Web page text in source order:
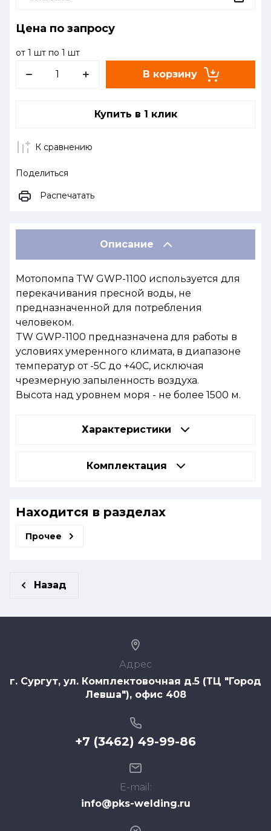
Цена по запросу
от 1 шт по 1 шт
В корзину
Купить в 1 клик
К сравнению
Поделиться
Распечатать
Описание
Мотопомпа TW GWP-1100 используется для
перекачивания пресной воды, не
предназначенной для потребления
человеком.
TW GWP-1100 предназначена для работы в
условиях умеренного климата, в диапазоне
температур от -5С до +40С, исключая
чрезмерную запыленность воздуха.
Высота над уровнем моря - не более 1500 м.
Характеристики
Комплектация
Находится в разделах
Прочее
Назад
Адрес
г. Сургут, ул. Комплектовочная д.5 (ТЦ "Город
Левша"), офис 408
+7 (3462) 49-99-86
E-mail:
info@pks-welding.ru